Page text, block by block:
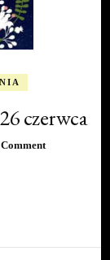
czerwca
on